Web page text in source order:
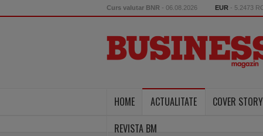
Curs valutar BNR - 06.08.2026 EUR - 5.2473
HOME ACTUALITATE COVER STORY
REVISTA BM